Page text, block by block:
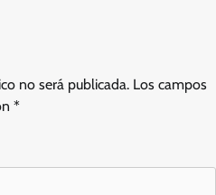
no será publicada. Los campos
*